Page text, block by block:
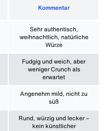
Kommentar
Sehr authentisch,
weihnachtlich, natürliche
Würze
Fudgig und weich, aber
weniger Crunch als
erwartet
Angenehm mild, nicht zu
süß
Rund, würzig und lecker –
kein künstlicher